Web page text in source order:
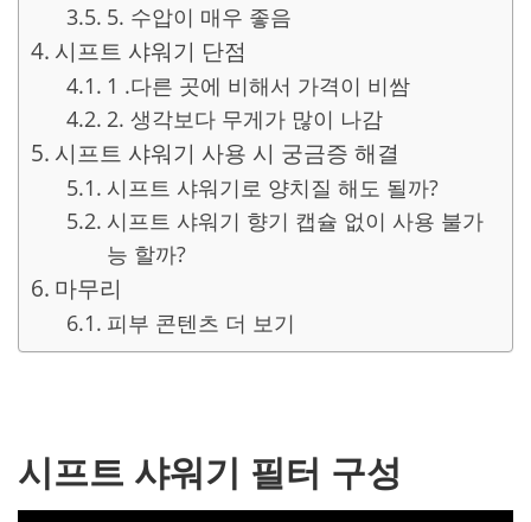
5. 수압이 매우 좋음
시프트 샤워기 단점
1 .다른 곳에 비해서 가격이 비쌈
2. 생각보다 무게가 많이 나감
시프트 샤워기 사용 시 궁금증 해결
시프트 샤워기로 양치질 해도 될까?
시프트 샤워기 향기 캡슐 없이 사용 불가
능 할까?
마무리
피부 콘텐츠 더 보기
시프트 샤워기 필터 구성